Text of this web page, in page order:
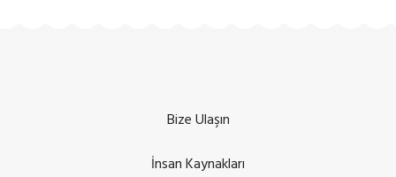
Bize Ulaşın
İnsan Kaynakları